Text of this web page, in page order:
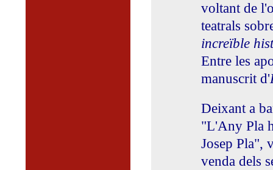
voltant de
teatrals
increïble
Entre les
manuscrit d'
Deixant a
"L'Any Pla
Josep Pla",
venda dels